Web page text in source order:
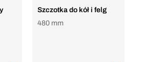
Szczotka do kół i felg
480 mm